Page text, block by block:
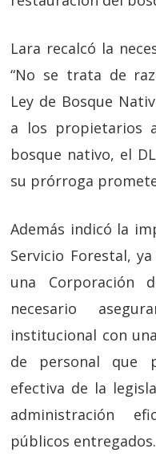
Lara recalcó la
“No se trata de
Ley de Bosque
a los propietarios
bosque nativo, el
su prórroga
Además indicó la
Servicio Forestal,
una Corporación
necesario
institucional con
de personal que
efectiva de la
administración
públicos entregados.